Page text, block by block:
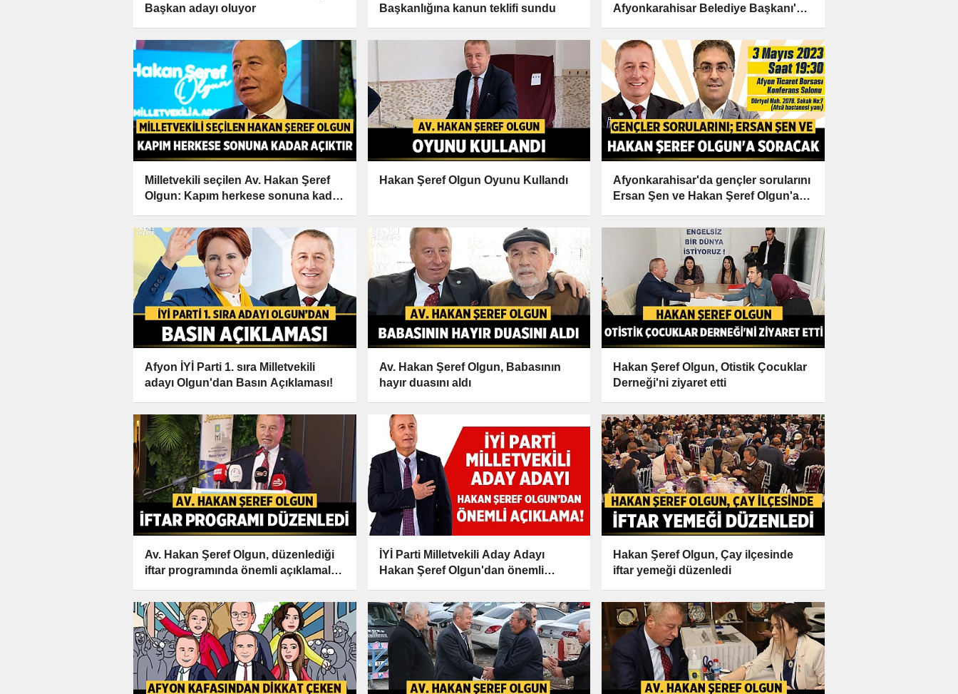
Başkan adayı oluyor
Başkanlığına kanun teklifi sundu
Afyonkarahisar Belediye Başkanı'nı
Milletvekili seçilen Av. Hakan Şeref
Olgun: Kapım herkese sonuna kadar
Hakan Şeref Olgun Oyunu Kullandı
Afyonkarahisar'da gençler sorularını
Ersan Şen ve Hakan Şeref Olgun'a
Afyon İYİ Parti 1. sıra Milletvekili
adayı Olgun'dan Basın Açıklaması!
Av. Hakan Şeref Olgun, Babasının
hayır duasını aldı
Hakan Şeref Olgun, Otistik Çocuklar
Derneği'ni ziyaret etti
Av. Hakan Şeref Olgun, düzenlediği
iftar programında önemli açıklamalar
İYİ Parti Milletvekili Aday Adayı
Hakan Şeref Olgun'dan önemli
Hakan Şeref Olgun, Çay ilçesinde
iftar yemeği düzenledi